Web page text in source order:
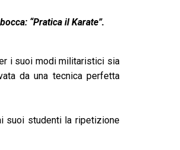
“Pratica il Karate”.
i suoi modi militaristici sia
da una tecnica perfetta
suoi studenti la ripetizione